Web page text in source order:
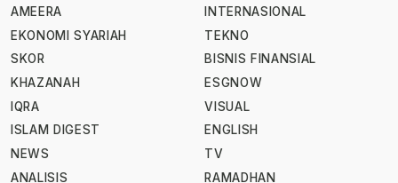
AMEERA
EKONOMI SYARIAH
SKOR
KHAZANAH
IQRA
ISLAM DIGEST
NEWS
ANALISIS
INTERNASIONAL
TEKNO
BISNIS FINANSIAL
ESGNOW
VISUAL
ENGLISH
TV
RAMADHAN